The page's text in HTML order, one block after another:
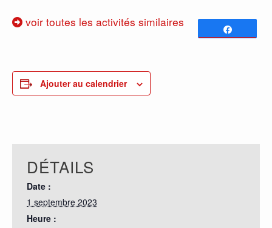
voir toutes les activités similaires
Ajouter au calendrier
DÉTAILS
Date :
1 septembre 2023
Heure :